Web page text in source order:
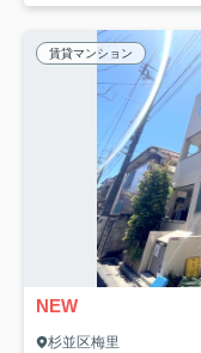
賃貸マンション
NEW
杉並区梅里